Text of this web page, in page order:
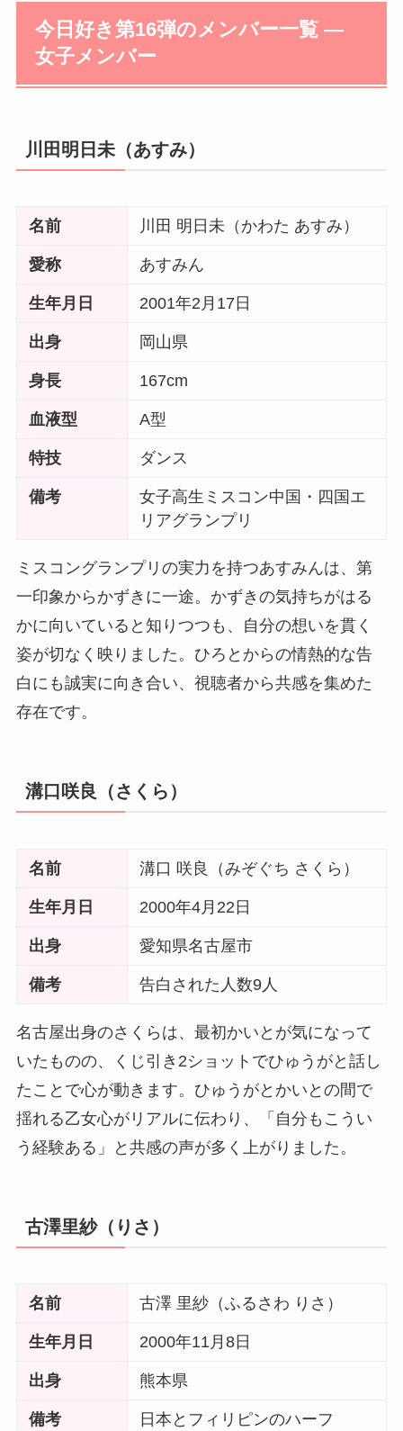
今日好き第16弾のメンバー一覧 ―
女子メンバー
川田明日未（あすみ）
名前 川田 明日未（かわた あすみ）
愛称 あすみん
生年月日 2001年2月17日
出身 岡山県
身長 167cm
血液型 A型
特技 ダンス
備考
女子高生ミスコン中国・四国エ
リアグランプリ
ミスコングランプリの実力を持つあすみんは、第
一印象からかずきに一途。かずきの気持ちがはる
かに向いていると知りつつも、自分の想いを貫く
姿が切なく映りました。ひろとからの情熱的な告
白にも誠実に向き合い、視聴者から共感を集めた
存在です。
溝口咲良（さくら）
名前 溝口 咲良（みぞぐち さくら）
生年月日 2000年4月22日
出身 愛知県名古屋市
備考 告白された人数9人
名古屋出身のさくらは、最初かいとが気になって
いたものの、くじ引き2ショットでひゅうがと話し
たことで心が動きます。ひゅうがとかいとの間で
揺れる乙女心がリアルに伝わり、「自分もこうい
う経験ある」と共感の声が多く上がりました。
古澤里紗（りさ）
名前 古澤 里紗（ふるさわ りさ）
生年月日 2000年11月8日
出身 熊本県
備考 日本とフィリピンのハーフ